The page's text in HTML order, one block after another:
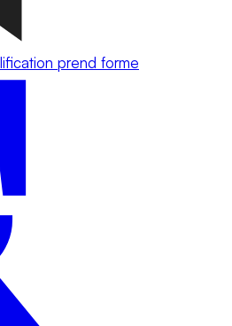
prend forme